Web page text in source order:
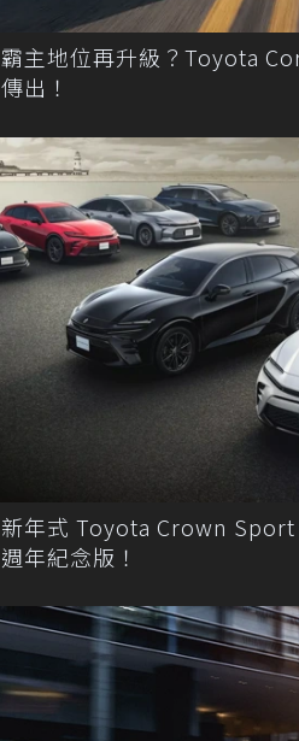
霸主地位再升級？Toyota
傳出！
新年式 Toyota Crown Sport
週年紀念版！